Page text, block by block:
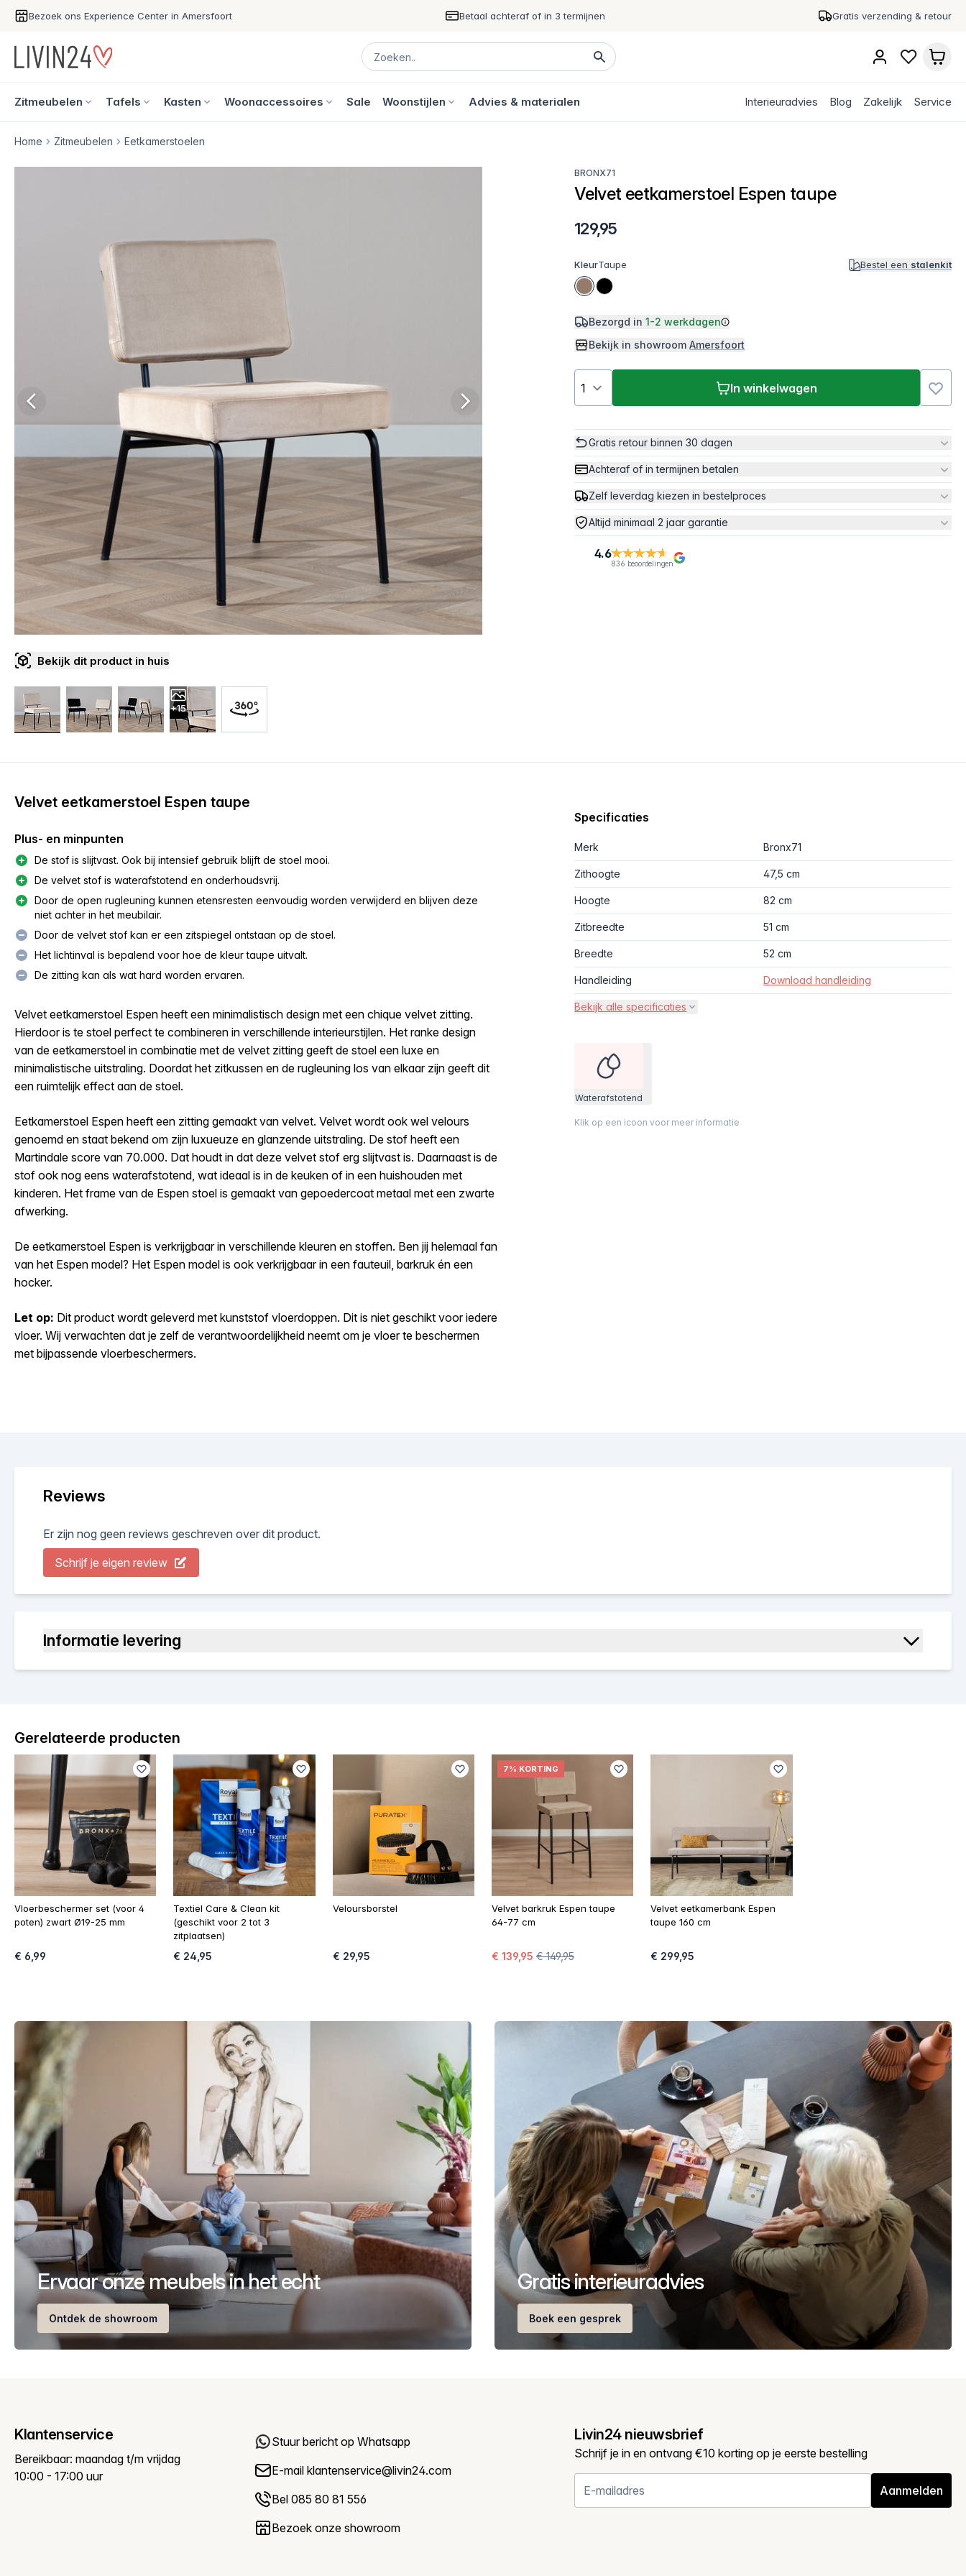
Bezoek ons Experience Center in Amersfoort Betaal achteraf of in 3 termijnen Gratis verzending & retour
Zitmeubelen Tafels Kasten Woonaccessoires Sale Woonstijlen Advies & materialen Interieuradvies Blog Zakelijk Service
Home Zitmeubelen Eetkamerstoelen
Bekijk dit product in huis
+15
BRONX71
Velvet eetkamerstoel Espen taupe
129,95
KleurTaupe Bestel een stalenkit
Bezorgd in 1-2 werkdagen
Bekijk in showroomAmersfoort
In winkelwagen
Gratis retour binnen 30 dagen
Achteraf of in termijnen betalen
Zelf leverdag kiezen in bestelproces
Altijd minimaal 2 jaar garantie
4.6
836 beoordelingen
Velvet eetkamerstoel Espen taupe
Plus- en minpunten
De stof is slijtvast. Ook bij intensief gebruik blijft de stoel mooi.
De velvet stof is waterafstotend en onderhoudsvrij.
Door de open rugleuning kunnen etensresten eenvoudig worden verwijderd en blijven deze
niet achter in het meubilair.
Door de velvet stof kan er een zitspiegel ontstaan op de stoel.
Het lichtinval is bepalend voor hoe de kleur taupe uitvalt.
De zitting kan als wat hard worden ervaren.
Velvet eetkamerstoel Espen heeft een minimalistisch design met een chique velvet zitting.
Hierdoor is te stoel perfect te combineren in verschillende interieurstijlen. Het ranke design
van de eetkamerstoel in combinatie met de velvet zitting geeft de stoel een luxe en
minimalistische uitstraling. Doordat het zitkussen en de rugleuning los van elkaar zijn geeft dit
een ruimtelijk effect aan de stoel.
Eetkamerstoel Espen heeft een zitting gemaakt van velvet. Velvet wordt ook wel velours
genoemd en staat bekend om zijn luxueuze en glanzende uitstraling. De stof heeft een
Martindale score van 70.000. Dat houdt in dat deze velvet stof erg slijtvast is. Daarnaast is de
stof ook nog eens waterafstotend, wat ideaal is in de keuken of in een huishouden met
kinderen. Het frame van de Espen stoel is gemaakt van gepoedercoat metaal met een zwarte
afwerking.
De eetkamerstoel Espen is verkrijgbaar in verschillende kleuren en stoffen. Ben jij helemaal fan
van het Espen model? Het Espen model is ook verkrijgbaar in een fauteuil, barkruk én een
hocker.
Let op: Dit product wordt geleverd met kunststof vloerdoppen. Dit is niet geschikt voor iedere
vloer. Wij verwachten dat je zelf de verantwoordelijkheid neemt om je vloer te beschermen
met bijpassende vloerbeschermers.
Specificaties
Merk Bronx71
Zithoogte 47,5 cm
Hoogte 82 cm
Zitbreedte 51 cm
Breedte 52 cm
Handleiding Download handleiding
Bekijk alle specificaties
Waterafstotend
Klik op een icoon voor meer informatie
Reviews
Er zijn nog geen reviews geschreven over dit product.
Schrijf je eigen review
Informatie levering
Gerelateerde producten
Vloerbeschermer set (voor 4
poten) zwart Ø19-25 mm
€ 6,99
Textiel Care & Clean kit
(geschikt voor 2 tot 3
zitplaatsen)
€ 24,95
Veloursborstel
€ 29,95
7% KORTING
Velvet barkruk Espen taupe
64-77 cm
€ 139,95 € 149,95
Velvet eetkamerbank Espen
taupe 160 cm
€ 299,95
Ervaar onze meubels in het echt
Ontdek de showroom
Gratis interieuradvies
Boek een gesprek
Klantenservice
Bereikbaar: maandag t/m vrijdag
10:00 - 17:00 uur
Stuur bericht op Whatsapp
E-mail klantenservice@livin24.com
Bel 085 80 81 556
Bezoek onze showroom
Livin24 nieuwsbrief
Schrijf je in en ontvang €10 korting op je eerste bestelling
Aanmelden